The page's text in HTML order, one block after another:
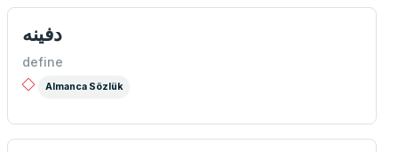
دفینه
define
Almanca Sözlük